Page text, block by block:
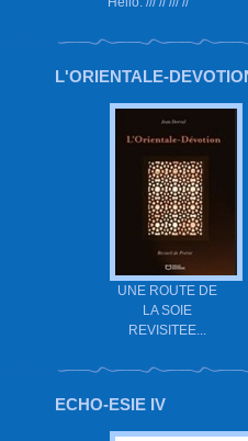
L'ORIENTALE-
UNE ROUTE DE
LA SOIE
REVISITEE...
ECHO-ESIE IV